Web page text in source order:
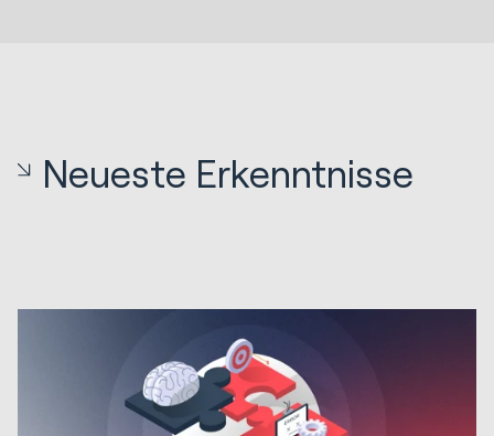
Neueste Erkenntnisse